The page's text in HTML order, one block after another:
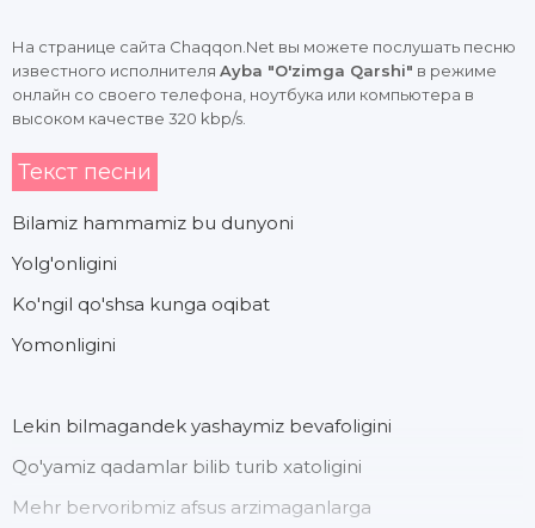
На странице сайта Chaqqon.Net вы можете послушать песню
известного исполнителя Ayba "O'zimga Qarshi" в режиме
онлайн со своего телефона, ноутбука или компьютера в
высоком качестве 320 kbp/s.
Текст песни
Bilamiz hammamiz bu dunyoni
Yolg'onligini
Ko'ngil qo'shsa kunga oqibat
Yomonligini
Lekin bilmagandek yashaymiz bevafoligini
Qo'yamiz qadamlar bilib turib xatoligini
Mehr bervoribmiz afsus arzimaganlarga